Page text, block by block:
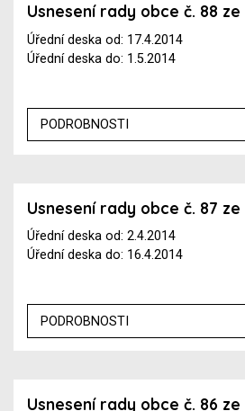
Usnesení rady obce č. 88 ze
Úřední deska od: 17.4.2014
Úřední deska do: 1.5.2014
PODROBNOSTI
Usnesení rady obce č. 87 ze
Úřední deska od: 2.4.2014
Úřední deska do: 16.4.2014
PODROBNOSTI
Usnesení rady obce č. 86 ze